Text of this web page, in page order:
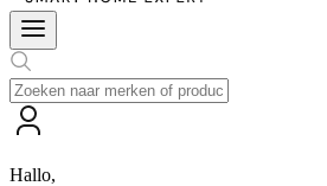
Hallo,